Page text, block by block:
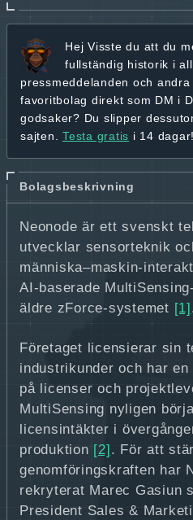
Hej Visste du att du
fullständig historik i
pressmeddelanden och andra
favoritbolag direkt som DM i
godsaker? Du slipper
sajten. Testa gratis i 14 dagar!
Bolagsbeskrivning
Neonode är ett svenskt
utvecklar sensorteknik
människa–maskin-
AI-baserade
äldre zForce-systemet [1]
Företaget licensierar sin
industrikunder och har
på licenser och
MultiSensing nyligen
licensintäkter i
produktion [2] . För att
genomföringskraften har
rekryterat Marec Gasiun
President Sales &